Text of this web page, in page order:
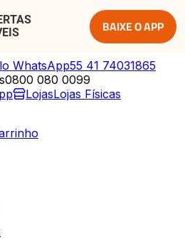
BAIXE O APP
WhatsApp55 41 74031865
0800 080 0099
LojasLojas Físicas